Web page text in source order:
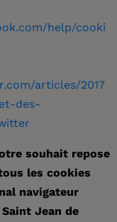
help/cooki
articles/2017
des-
souhait repose
les cookies
navigateur
Jean de